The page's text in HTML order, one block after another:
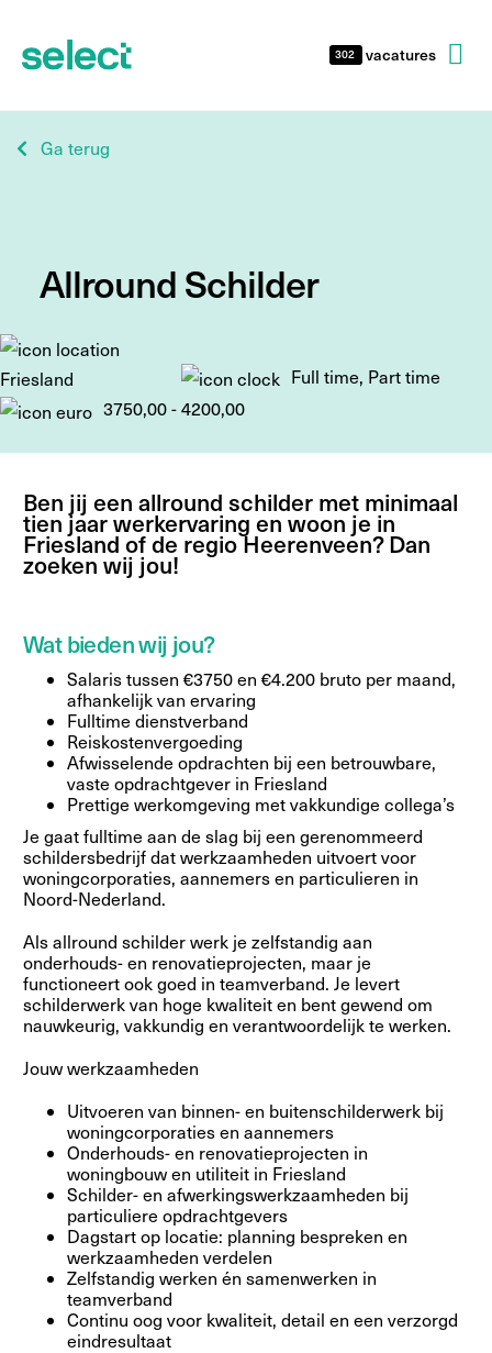
302 vacatures
Ga terug
Allround Schilder
Friesland
Full time, Part time
3750,00 - 4200,00
Ben jij een allround schilder met minimaal
tien jaar werkervaring en woon je in
Friesland of de regio Heerenveen? Dan
zoeken wij jou!
Wat bieden wij jou?
Salaris tussen €3750 en €4.200 bruto per maand,
afhankelijk van ervaring
Fulltime dienstverband
Reiskostenvergoeding
Afwisselende opdrachten bij een betrouwbare,
vaste opdrachtgever in Friesland
Prettige werkomgeving met vakkundige collega’s
Je gaat fulltime aan de slag bij een gerenommeerd
schildersbedrijf dat werkzaamheden uitvoert voor
woningcorporaties, aannemers en particulieren in
Noord-Nederland.
Als allround schilder werk je zelfstandig aan
onderhouds- en renovatieprojecten, maar je
functioneert ook goed in teamverband. Je levert
schilderwerk van hoge kwaliteit en bent gewend om
nauwkeurig, vakkundig en verantwoordelijk te werken.
Jouw werkzaamheden
Uitvoeren van binnen- en buitenschilderwerk bij
woningcorporaties en aannemers
Onderhouds- en renovatieprojecten in
woningbouw en utiliteit in Friesland
Schilder- en afwerkingswerkzaamheden bij
particuliere opdrachtgevers
Dagstart op locatie: planning bespreken en
werkzaamheden verdelen
Zelfstandig werken én samenwerken in
teamverband
Continu oog voor kwaliteit, detail en een verzorgd
eindresultaat